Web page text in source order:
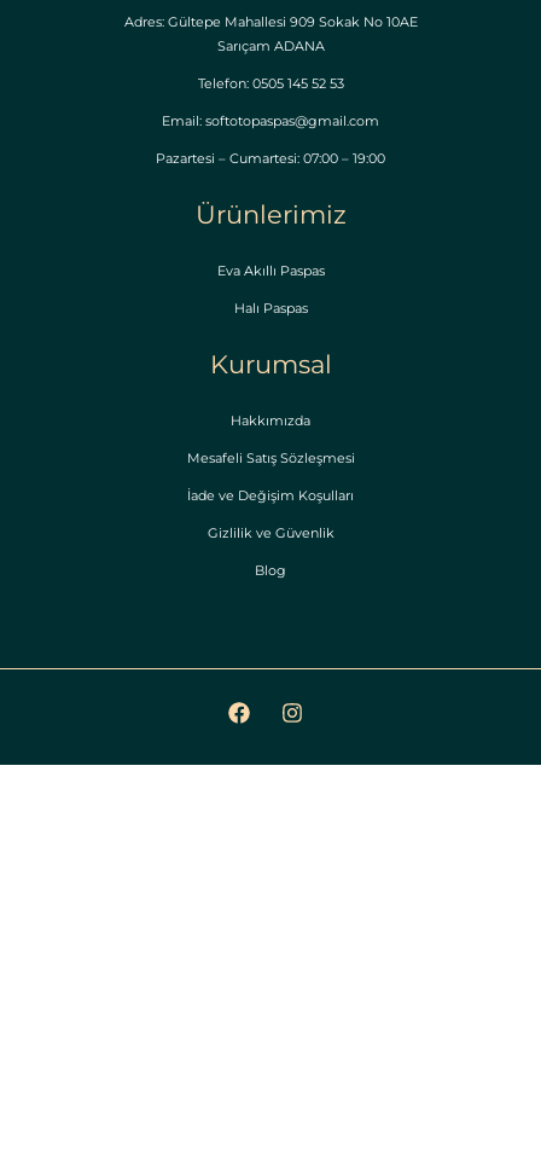
Adres: Gültepe Mahallesi 909 Sokak No 10AE
Sarıçam ADANA
Telefon: 0505 145 52 53
Email: softotopaspas@gmail.com
Pazartesi – Cumartesi: 07:00 – 19:00
Ürünlerimiz
Eva Akıllı Paspas
Halı Paspas
Kurumsal
Hakkımızda
Mesafeli Satış Sözleşmesi
İade ve Değişim Koşulları
Gizlilik ve Güvenlik
Blog